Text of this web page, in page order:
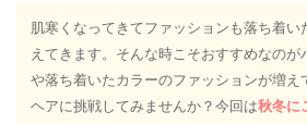
肌寒くなってきてファッションも落ち着い
えてきます。そんな時こそおすすめなのが
や落ち着いたカラーのファッションが増え
ヘアに挑戦してみませんか？今回は秋冬に